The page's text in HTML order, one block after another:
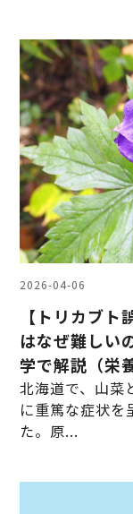
2026-04-06
【トリカブ
はなぜ難しい
学で解説（栄
北海道で、山菜
に重篤な症状を
た。原...